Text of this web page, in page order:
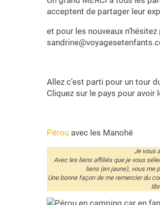
acceptent de partager leur
et pour les nouveaux
Allez c’est parti pour un tour
Cliquez sur le pays pour avoir
Pérou avec les Manohé
Je vous
Avec les liens affiliés que je vous
liens (en jaune), vous me
Une bonne façon de me remercier du